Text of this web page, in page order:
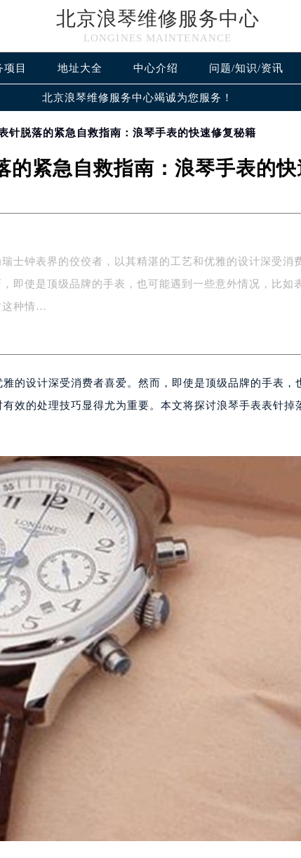
北京浪琴维修服务中心
LONGINES MAINTENANCE
项目 地址大全 中心介绍 问题/知识/资讯
北京浪琴维修服务中心竭诚为您服务！
针脱落的紧急自救指南：浪琴手表的快速修复秘籍
的紧急自救指南：浪琴手表的
士钟表界的佼佼者，以其精湛的工艺和优雅的设计深受消
即使是顶级品牌的手表，也可能遇到一些意外情况，比如
这种情…
的设计深受消费者喜爱。然而，即使是顶级品牌的手表，
效的处理技巧显得尤为重要。本文将探讨浪琴手表表针掉